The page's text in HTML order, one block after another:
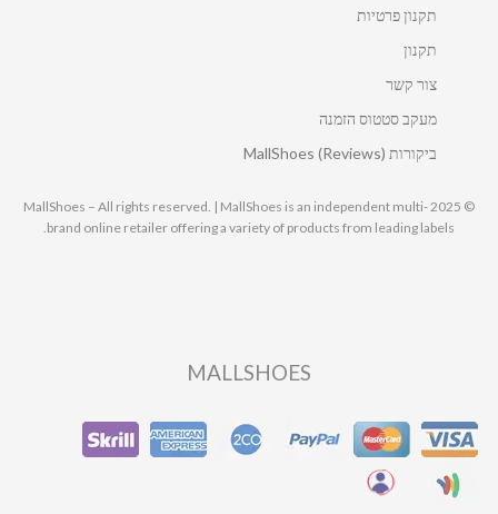
תקנון פרטיות
תקנון
צור קשר
מעקב סטטוס הזמנה
ביקורות MallShoes (Reviews)
© 2025 MallShoes – All rights reserved. | MallShoes is an independent multi-
brand online retailer offering a variety of products from leading labels.
MALLSHOES